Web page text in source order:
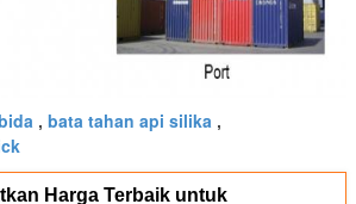
, bata tahan api silika ,
Harga Terbaik untuk